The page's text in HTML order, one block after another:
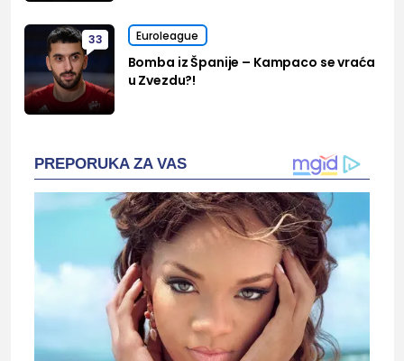
33 Euroleague
Bomba iz Španije – Kampaco se vraća
u Zvezdu?!
PREPORUKA ZA VAS